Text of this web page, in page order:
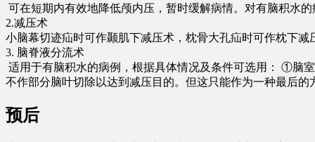
可在短期内有效地降低颅内压，暂时缓解病情。对有脑积水
2.减压术
小脑幕切迹疝时可作颞肌下减压术，枕骨大孔疝时可作枕下
3. 脑脊液分流术
适用于有脑积水的病例，根据具体情况及条件可选用： ①脑
不作部分脑叶切除以达到减压目的。但这只能作为一种最后
预后